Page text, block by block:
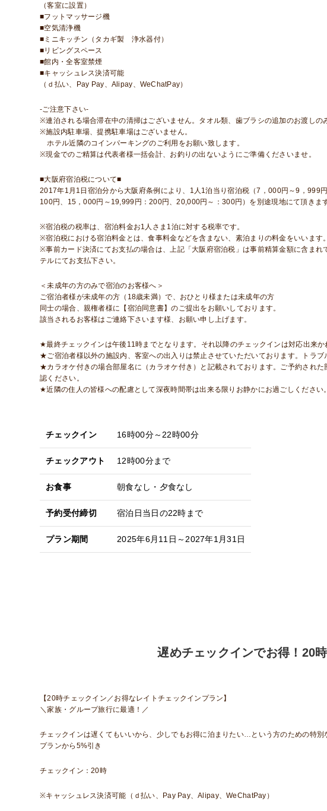
（客室に設置）
■フットマッサージ機
■空気清浄機
■ミニキッチン（タカギ製 浄水器付）
■リビングスペース
■館内・全客室禁煙
■キャッシュレス決済可能
（ｄ払い、Pay Pay、Alipay、WeChatPay）
-ご注意下さい-
※連泊される場合滞在中の清掃はございません。タオル類、歯ブラシの追加のお渡し
※施設内駐車場、提携駐車場はございません。
ホテル近隣のコインパーキングのご利用をお願い致します。
※現金でのご精算は代表者様一括会計、お釣りの出ないようにご準備くださいませ。
■大阪府宿泊税について■
2017年1月1日宿泊分から大阪府条例により、1人1泊当り宿泊税（7，000円～9，999
100円、15，000円～19,999円：200円、20,000円～：300円）を別途現地にて頂きま
※宿泊税の税率は、宿泊料金お1人さま1泊に対する税率です。
※宿泊税における宿泊料金とは、食事料金などを含まない、素泊まりの料金をいいます。
※事前カード決済にてお支払の場合は、上記「大阪府宿泊税」は事前精算金額に含まれ
テルにてお支払下さい。
＜未成年の方のみで宿泊のお客様へ＞
ご宿泊者様が未成年の方（18歳未満）で、おひとり様または未成年の方
同士の場合、親権者様に【宿泊同意書】のご提出をお願いしております。
該当されるお客様はご連絡下さいます様、お願い申し上げます。
★最終チェックインは午後11時までとなります。それ以降のチェックインは対応出来か
★ご宿泊者様以外の施設内、客室への出入りは禁止させていただいております。トラブ
★カラオケ付きの場合部屋名に（カラオケ付き）と記載されております。ご予約され
認ください。
★近隣の住人の皆様への配慮として深夜時間帯は出来る限りお静かにお過ごしください。
チェックイン 16時00分～22時00分
チェックアウト 12時00分まで
お食事 朝食なし・夕食なし
予約受付締切 宿泊日当日の22時まで
プラン期間 2025年6月11日～2027年1月31日
遅めチェックインでお得！20
【20時チェックイン／お得なレイトチェックインプラン】
＼家族・グループ旅行に最適！／
チェックインは遅くてもいいから、少しでもお得に泊まりたい…という方のための特
プランから5%引き
チェックイン：20時
※キャッシュレス決済可能（ｄ払い、Pay Pay、Alipay、WeChatPay）